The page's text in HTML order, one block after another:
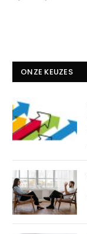
ONZE KEUZES